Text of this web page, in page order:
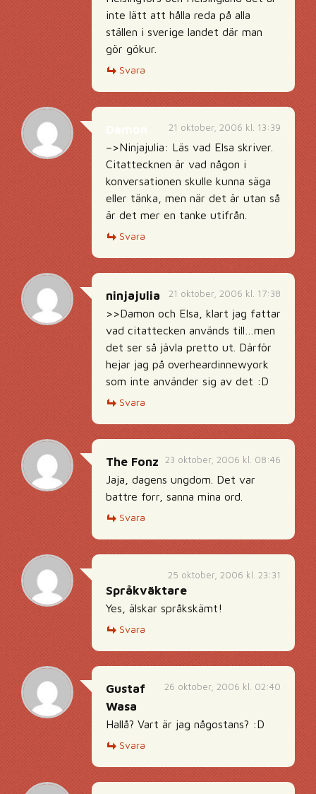
inte lätt att hålla reda på alla
ställen i sverige landet där man
gör gökur.
Svara
21 oktober, 2006 kl. 13:39
–>Ninjajulia: Läs vad Elsa skriver.
Citattecknen är vad någon i
konversationen skulle kunna säga
eller tänka, men när det är utan så
är det mer en tanke utifrån.
Svara
21 oktober, 2006 kl. 17:38
ninjajulia
>>Damon och Elsa, klart jag fattar
vad citattecken används till…men
det ser så jävla pretto ut. Därför
hejar jag på overheardinnewyork
som inte använder sig av det :D
Svara
23 oktober, 2006 kl. 08:46
The Fonz
Jaja, dagens ungdom. Det var
battre forr, sanna mina ord.
Svara
25 oktober, 2006 kl. 23:31
Språkväktare
Yes, älskar språkskämt!
Svara
26 oktober, 2006 kl. 02:40
Gustaf
Wasa
Hallå? Vart är jag någostans? :D
Svara